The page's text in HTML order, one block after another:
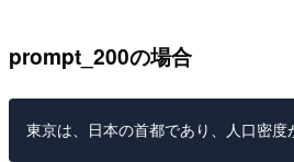
prompt_200の場合